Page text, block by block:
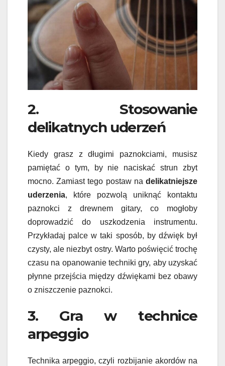
2. Stosowanie
delikatnych uderzeń
Kiedy grasz z długimi paznokciami, musisz
pamiętać o tym, by nie naciskać strun zbyt
mocno. Zamiast tego postaw na delikatniejsze
uderzenia, które pozwolą uniknąć kontaktu
paznokci z drewnem gitary, co mogłoby
doprowadzić do uszkodzenia instrumentu.
Przykładaj palce w taki sposób, by dźwięk był
czysty, ale niezbyt ostry. Warto poświęcić trochę
czasu na opanowanie techniki gry, aby uzyskać
płynne przejścia między dźwiękami bez obawy
o zniszczenie paznokci.
3. Gra w technice
arpeggio
Technika arpeggio, czyli rozbijanie akordów na